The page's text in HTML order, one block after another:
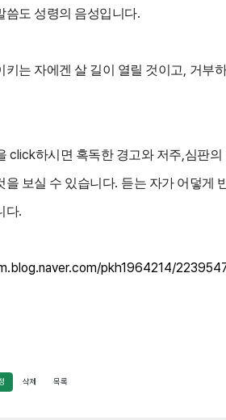
씀도 성령의 음성입니다.
키는 자에겐 살 길이 열릴 것이고, 거부
click하시면 혹독한 경고와 저주,심판의
을 보실 수 있습니다. 듣는 자가 어덯게
다.
pkh1964214/
삭제 목록